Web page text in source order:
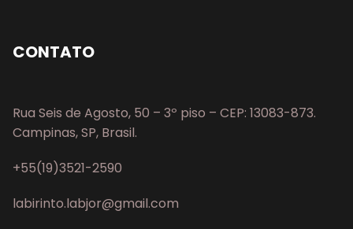
CONTATO
Rua Seis de Agosto, 50 – 3º piso – CEP: 13083-873.
Campinas, SP, Brasil.
+55(19)3521-2590
labirinto.labjor@gmail.com